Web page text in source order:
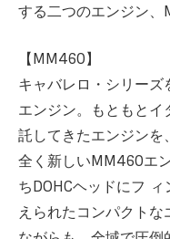
する二つのエンジン、
【MM460】
キャバレロ・シリーズ
エンジン。もともと
託してきたエンジン
全く新しいMM460エ
ちDOHCヘッドにフ
えられたコンパクト